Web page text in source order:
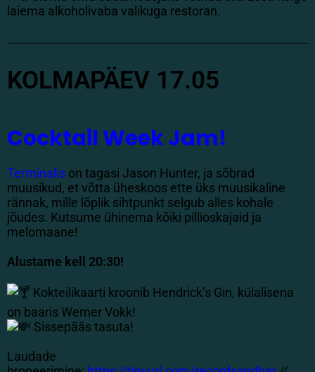
laiema alkoholivaba valikuga restoran.
KOLMAPÄEV 17.05
Cocktail Week Jam!
Terminalis on tagasi Jason Hunter, ja sõbrad
muusikud, et võtta üheskoos ette üks muusikaline
rännak, mille lõplik sihtpunkt selgub alles kohale
jõudes. Kutsume ühinema kõiki pillioskajaid ja
melomaane!
Alustame kell 20:30!
Kokteilikaarti kroonib Hendrick’s Gin, külalisena
on baaris Werner Vokk!
Sissepääs tasuta!
Laudade